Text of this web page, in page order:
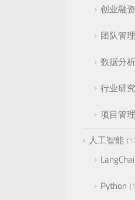
创业融资
团队管理
数据分析
行业研究
项目管理
人工智能
Python 1